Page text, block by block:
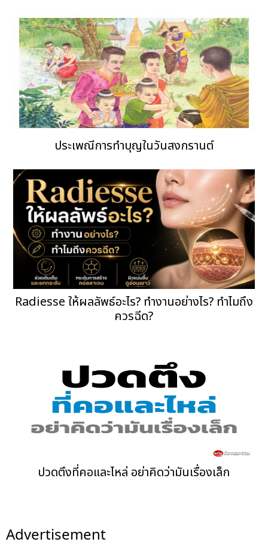
ประเพณีการทำบุญในวันสงกรานต์
Radiesse ให้ผลลัพธ์อะไร? ทำงานอย่างไร? ทำไมถึง
ควรฉีด?
ปวดตึงที่คอและไหล่ อย่าคิดว่ามันเรื่องเล็ก
Advertisement